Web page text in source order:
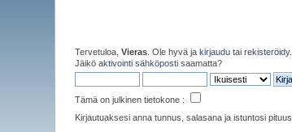
Tervetuloa,Vieras . Ole hyvä jakirjaudu tairekisteröidy.
Jäiköaktivointi sähköposti saamatta?
Tämä on julkinen tietokone :
Kirjautuaksesi anna tunnus, salasana ja istuntosi pituus